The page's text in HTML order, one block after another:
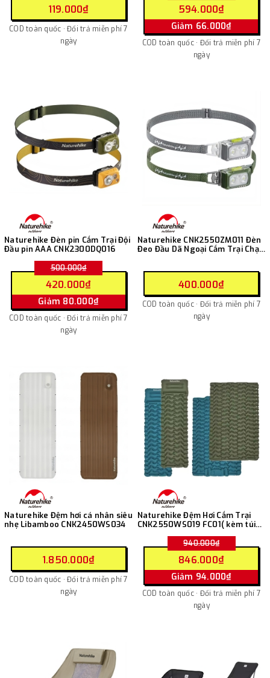
119.000₫
COD toàn quốc · Đổi trả miễn phí 7
ngày
594.000₫
Giảm 66.000₫
COD toàn quốc · Đổi trả miễn phí 7
ngày
Naturehike Đèn pin Cắm Trại Đội
Đầu pin AAA CNK2300DQ016
420.000₫
500.000₫
Giảm 80.000₫
COD toàn quốc · Đổi trả miễn phí 7
ngày
Naturehike CNK2550ZM011 Đèn
Đeo Đầu Dã Ngoại Cắm Trại Chạy
400.000₫
COD toàn quốc · Đổi trả miễn phí 7
ngày
Naturehike Đệm hơi cá nhân siêu
nhẹ Libamboo CNK2450WS034
1.850.000₫
COD toàn quốc · Đổi trả miễn phí 7
ngày
Naturehike Đệm Hơi Cắm Trại
CNK2550WS019 FC01( kèm túi
846.000₫
940.000₫
Giảm 94.000₫
COD toàn quốc · Đổi trả miễn phí 7
ngày